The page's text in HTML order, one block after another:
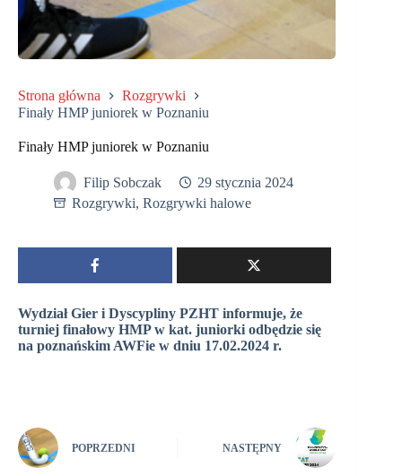
Strona główna
Rozgrywki
Finały HMP juniorek w Poznaniu
Finały HMP juniorek w Poznaniu
Filip Sobczak
29 stycznia 2024
Rozgrywki, Rozgrywki halowe
Wydział Gier i Dyscypliny PZHT informuje, że
turniej finałowy HMP w kat. juniorki odbędzie się
na poznańskim AWFie w dniu 17.02.2024 r.
POPRZEDNI NASTĘPNY